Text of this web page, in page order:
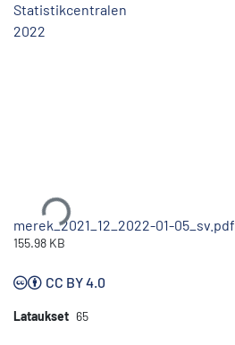
Statistikcentralen
2022
merek_2021_12_2022-01-05_sv.pdf
155.98 KB
CC BY 4.0
Lataukset 65